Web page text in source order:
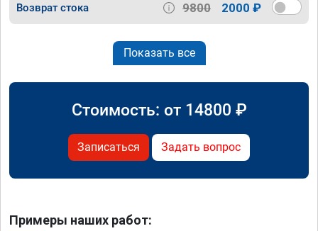
Возврат стока 9800 2000 ₽
Показать все
Стоимость: от 14800 ₽
Записаться Задать вопрос
Примеры наших работ: